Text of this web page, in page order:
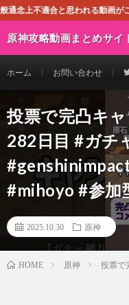
る動画がございましたら
原神攻略動画まとめサイ
ホーム お問い合わせ
投票で完凸キ
282日目 #ガチ
#mihoyo #参加
2025.10.30 原神
HOME 原神 投票で